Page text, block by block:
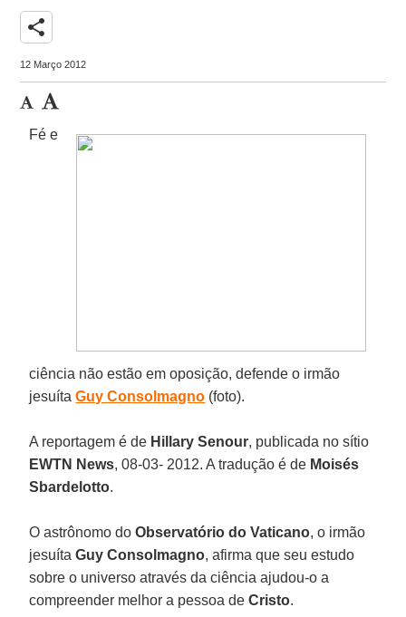
share
12 Março 2012
Fé e
ciência não estão em oposição, defende o irmão
jesuítaGuy Consolmagno (foto).
A reportagem é de Hillary Senour, publicada no sítio
EWTN News, 08-03- 2012. A tradução é de Moisés
Sbardelotto.
O astrônomo doObservatório do Vaticano, o irmão
jesuítaGuy Consolmagno, afirma que seu estudo
sobre o universo através da ciência ajudou-o a
compreender melhor a pessoa deCristo.